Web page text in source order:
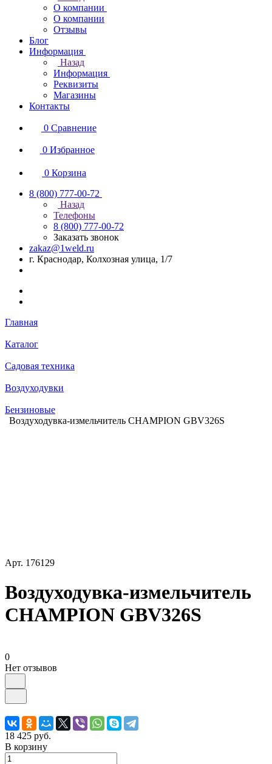
О компании
О компании
Отзывы
Блог
Информация
Назад
Информация
Реквизиты
Магазины
Контакты
0 Сравнение
0 Избранное
0 Корзина
8 (800) 777-00-72
Назад
Телефоны
8 (800) 777-00-72
Заказать звонок
zakaz@1weld.ru
г. Краснодар, Колхозная улица, 1/7
Главная
Каталог
Садовая техника
Воздуходувки
Бензиновые
Воздуходувка-измельчитель CHAMPION GBV326S
Арт. 176129
Воздуходувка-измельчитель
CHAMPION GBV326S
0
Нет отзывов
18 425 руб.
В корзину